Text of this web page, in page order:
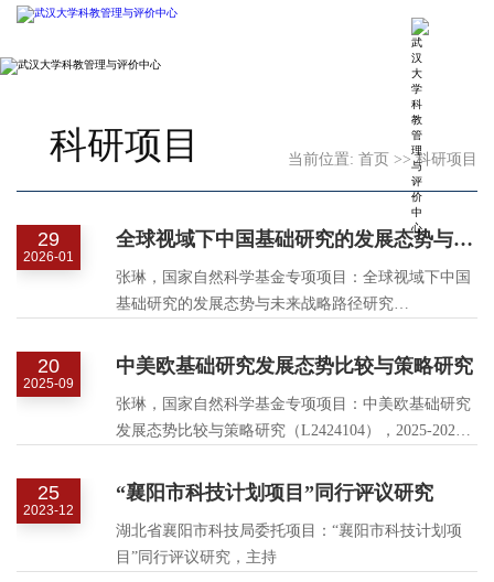
当前位置: 首页 >>科研项目
科研项目
29
2026-01
全球视域下中国基础研究的发展态势与未来战略路径研究
张琳，国家自然科学基金专项项目：全球视域下中国
基础研究的发展态势与未来战略路径研究
20
2025-09
中美欧基础研究发展态势比较与策略研究
张琳，国家自然科学基金专项项目：中美欧基础研究
发展态势比较与策略研究（L2424104），2025-2026,
25
2023-12
“襄阳市科技计划项目”同行评议研究
湖北省襄阳市科技局委托项目：“襄阳市科技计划项
目”同行评议研究，主持